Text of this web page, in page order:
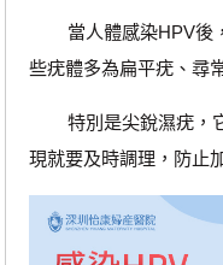
當人體感染HPV後，
些疣體多為扁平疣、尋
特別是尖銳濕疣，它
現就要及時調理，防止